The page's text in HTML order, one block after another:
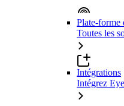
Plate-forme
Toutes les
Intégrations
Intégrez